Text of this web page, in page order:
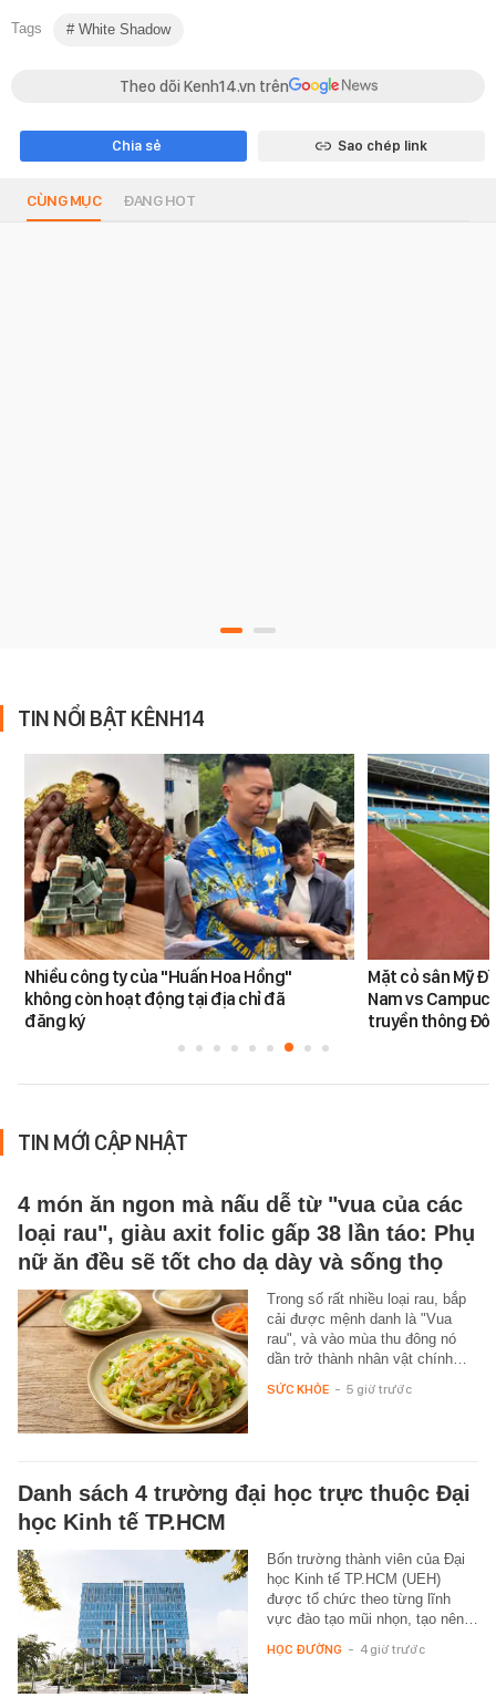
Tags White Shadow
Theo dõi Kenh14.vn trên
Chia sẻ Sao chép link
CÙNG MỤC ĐANG HOT
TIN NỔI BẬT KÊNH14
Nhiều công ty của "Huấn Hoa Hồng"
không còn hoạt động tại địa chỉ đã
đăng ký
Mặt cỏ sân Mỹ
Nam vs
truyền thông
TIN MỚI CẬP NHẬT
4 món ăn ngon mà nấu dễ từ "vua của các
loại rau", giàu axit folic gấp 38 lần táo: Phụ
nữ ăn đều sẽ tốt cho dạ dày và sống thọ
Trong số rất nhiều loại rau, bắp
cải được mệnh danh là "Vua
rau", và vào mùa thu đông nó
dần trở thành nhân vật chính…
SỨC KHỎE - 5 giờ trước
Danh sách 4 trường đại học trực thuộc Đại
học Kinh tế TP.HCM
Bốn trường thành viên của Đại
học Kinh tế TP.HCM (UEH)
được tổ chức theo từng lĩnh
vực đào tạo mũi nhọn, tạo nên…
HỌC ĐƯỜNG - 4 giờ trước